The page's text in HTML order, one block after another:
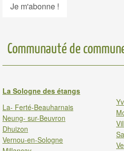
Communauté de
La Sologne des étangs
La- Ferté-Beauharnais
Neung- sur-Beuvron
Dhuizon
Vernou-en-Sologne